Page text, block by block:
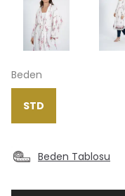
Beden
STD
Beden Tablosu